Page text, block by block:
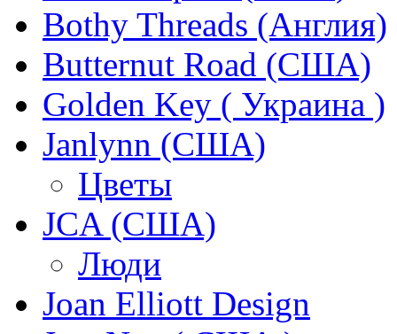
Bothy Threads (Англия)
Butternut Road (США)
Golden Key ( Украина )
Janlynn (США)
Цветы
JCA (США)
Люди
Joan Elliott Design